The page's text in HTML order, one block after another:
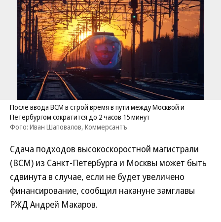
После ввода ВСМ в строй время в пути между Москвой и
Петербургом сократится до 2 часов 15 минут
Фото: Иван Шаповалов, Коммерсантъ
Сдача подходов высокоскоростной магистрали
(ВСМ) из Санкт-Петербурга и Москвы может быть
сдвинута в случае, если не будет увеличено
финансирование, сообщил накануне замглавы
РЖД Андрей Макаров.